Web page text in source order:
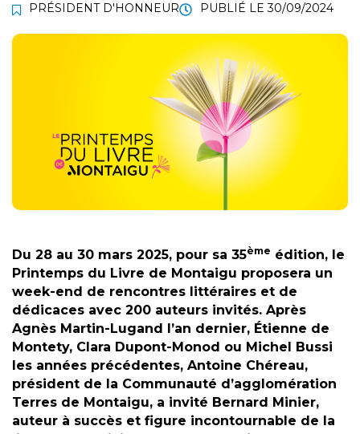
PRÉSIDENT D'HONNEUR PUBLIÉ LE30/09/2024
Du 28 au 30 mars 2025, pour sa 35ème édition, le
Printemps du Livre de Montaigu proposera un
week-end de rencontres littéraires et de
dédicaces avec 200 auteurs invités. Après
Agnès Martin-Lugand l’an dernier, Étienne de
Montety, Clara Dupont-Monod ou Michel Bussi
les années précédentes, Antoine Chéreau,
président de la Communauté d’agglomération
Terres de Montaigu, a invité Bernard Minier,
auteur à succès et figure incontournable de la